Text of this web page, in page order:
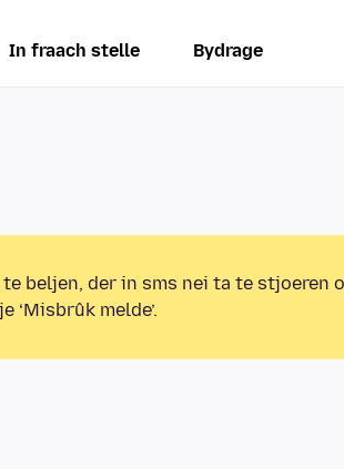
In fraach stelle Bydrage
beljen, der in sms nei ta te stjoeren
melde’.